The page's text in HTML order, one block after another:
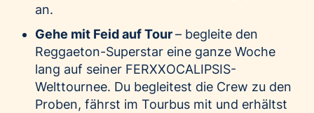
an.
Gehe mit Feid auf Tour– begleite den
Reggaeton-Superstar eine ganze Woche
lang auf seiner FERXXOCALIPSIS-
Welttournee. Du begleitest die Crew zu den
Proben, fährst im Tourbus mit und erhältst